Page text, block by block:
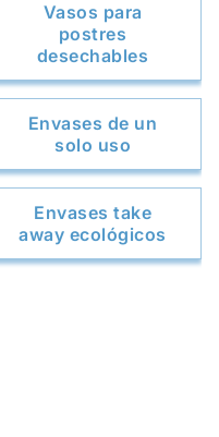
Vasos para
postres
desechables
Envases de un
solo uso
Envases take
away ecológicos